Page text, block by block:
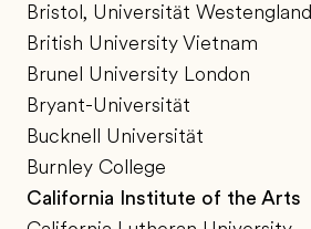
Bristol, Universität Westengland
British University Vietnam
Brunel University London
Bryant-Universität
Bucknell Universität
Burnley College
California Institute of the Arts